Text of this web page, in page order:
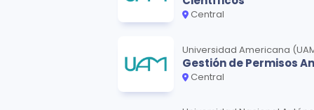
Central
Universidad Americana
Gestión de Permisos
Central